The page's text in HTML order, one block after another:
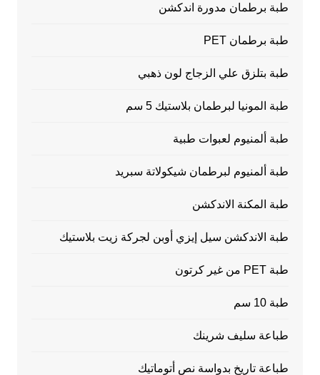
طبة برطمان مدورة اندكشن
طبة برطمان PET
طبة بتلزق علي الزجاج لون ذهبي
طبة المونيا لبرطمان بلاستيك 5 سم
طبة ألمنيوم لعبوات طبية
طبة ألمنيوم لبرطمان شيكولاتة سبريد
طبة المكنة الاندكشن
طبة الاندكشن سيل إيزي أوبن لجركة زيت بلاستيك
طبة PET من غير كرتون
طبة 10 سم
طباعة سليف شرينك
طباعة تاريخ بدواسة نص أتوماتيك